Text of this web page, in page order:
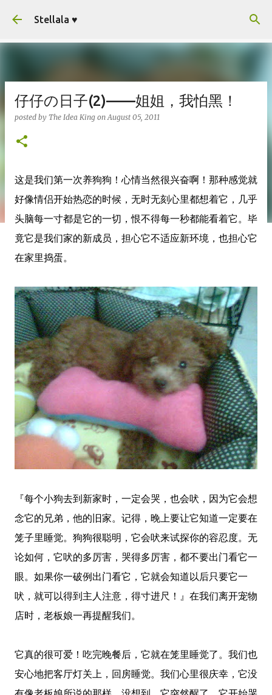
Stellala ♥
仔仔の日子(2)——姐姐，我怕黑！
posted by The Idea King onAugust 05, 2011
这是我们第一次养狗狗！心情当然很兴奋啊！那种感觉就
好像情侣开始热恋的时候，无时无刻心里都想着它，几乎
头脑每一寸都是它的一切，恨不得每一秒都能看着它。毕
竟它是我们家的新成员，担心它不适应新环境，也担心它
在家里捣蛋。
『每个小狗去到新家时，一定会哭，也会吠，因为它会想
念它的兄弟，他的旧家。记得，晚上要让它知道一定要在
笼子里睡觉。狗狗很聪明，它会吠来试探你的容忍度。无
论如何，它吠的多厉害，哭得多厉害，都不要出门看它一
眼。如果你一破例出门看它，它就会知道以后只要它一
吠，就可以得到主人注意，得寸进尺！』在我们离开宠物
店时，老板娘一再提醒我们。
它真的很可爱！吃完晚餐后，它就在笼里睡觉了。我们也
安心地把客厅灯关上，回房睡觉。我们心里很庆幸，它没